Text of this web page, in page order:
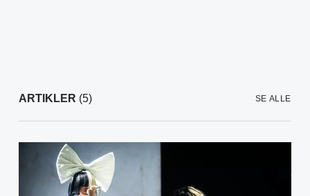
ARTIKLER (5) SE ALLE